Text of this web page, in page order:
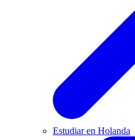
Estudiar en Holanda